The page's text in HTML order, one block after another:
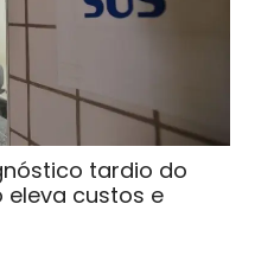
tardio do
eleva custos e